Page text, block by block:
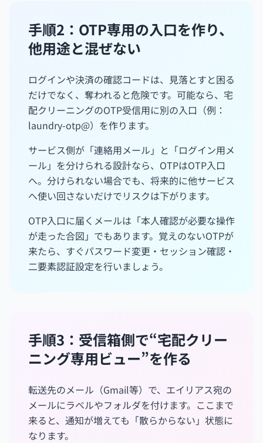
手順2：OTP専用の入口を作り、
他用途と混ぜない
ログインや決済の確認コードは、見落とすと困る
だけでなく、奪われると危険です。可能なら、宅
配クリーニングのOTP受信用に別の入口（例：
laundry-otp@）を作ります。
サービス側が「連絡用メール」と「ログイン用メ
ール」を分けられる設計なら、OTPはOTP入口
へ。分けられない場合でも、将来的に他サービス
へ使い回さないだけでリスクは下がります。
OTP入口に届くメールは「本人確認が必要な操作
が走った合図」でもあります。覚えのないOTPが
来たら、すぐパスワード変更・セッション確認・
二要素認証設定を行いましょう。
手順3：受信箱側で“宅配クリー
ニング専用ビュー”を作る
転送先のメール（Gmail等）で、エイリアス宛の
メールにラベルやフォルダを付けます。ここまで
来ると、通知が増えても「散らからない」状態に
なります。